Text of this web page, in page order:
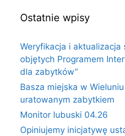
Ostatnie wpisy
Weryfikacja i
objętych Programem
dla zabytków”
Basza miejska w
uratowanym zabytkiem
Monitor lubuski 04.26
Opiniujemy inicjatywę